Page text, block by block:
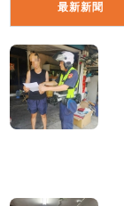
最新新聞